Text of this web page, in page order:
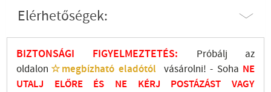
Elérhetőségek:
BIZTONSÁGI FIGYELMEZTETÉS:
Próbálj az
oldalon ☆megbízható eladótól vásárolni! - Soha NE
UTALJ ELŐRE ÉS NE KÉRJ POSTÁZÁST VAGY